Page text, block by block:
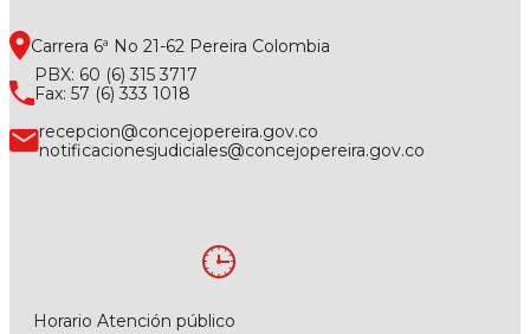
Carrera 6ª No 21-62 Pereira Colombia
PBX: 60 (6) 315 3717
Fax: 57 (6) 333 1018
recepcion@concejopereira.gov.co
notificacionesjudiciales@concejopereira.gov.co
Horario Atención público